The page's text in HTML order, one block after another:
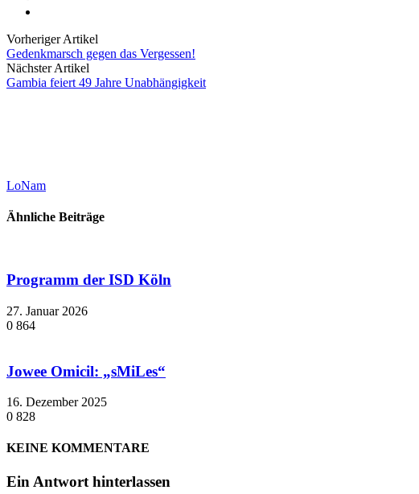
Vorheriger Artikel
Gedenkmarsch gegen das Vergessen!
Nächster Artikel
Gambia feiert 49 Jahre Unabhängigkeit
LoNam
Ähnliche Beiträge
Programm der ISD Köln
27. Januar 2026
0 864
Jowee Omicil: „sMiLes“
16. Dezember 2025
0 828
KEINE KOMMENTARE
Ein Antwort hinterlassen